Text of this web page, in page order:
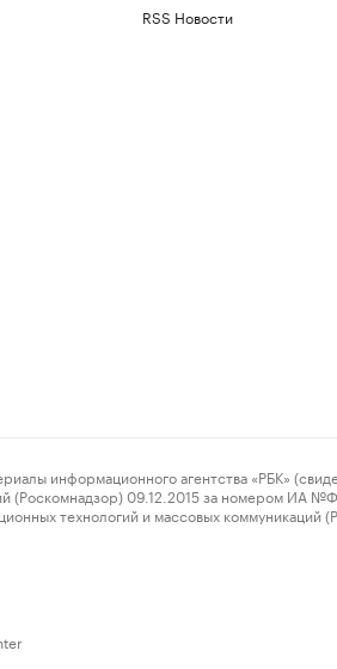
RSS Новости
агентства «РБК»
09.12.2015 за номером ИА
технологий и массовых